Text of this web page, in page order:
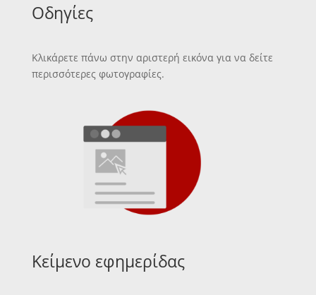
Οδηγίες
Κλικάρετε πάνω στην αριστερή εικόνα για να δείτε
περισσότερες φωτογραφίες.
Κείμενο εφημερίδας